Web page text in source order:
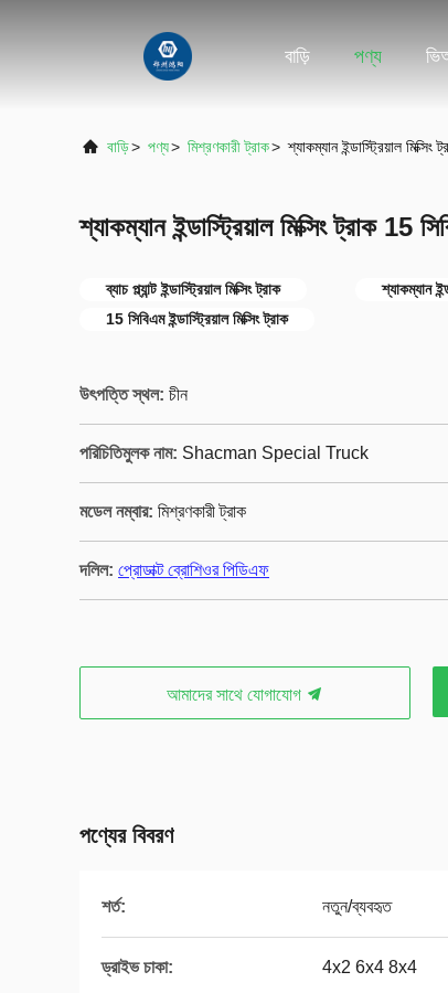
বাড়ি পণ্য
বাড়ি> পণ্য> মিশ্রণকারী ট্রাক> শ্যাকম্যান ইন্ডাস্ট্রিয়াল
শ্যাকম্যান ইন্ডাস্ট্রিয়াল মিক্সিং ট্রাক 15
ব্যাচ প্ল্যান্ট ইন্ডাস্ট্রিয়াল মিক্সিং ট্রাক
শ্যাকম্যান
15 সিবিএম ইন্ডাস্ট্রিয়াল মিক্সিং ট্রাক
উৎপত্তি স্থল: চীন
পরিচিতিমুলক নাম: Shacman Special Truck
মডেল নম্বার: মিশ্রণকারী ট্রাক
দলিল: প্রোডাক্ট ব্রোশিওর পিডিএফ
আমাদের সাথে যোগাযোগ
পণ্যের বিবরণ
শর্ত: নতুন/ব্যবহৃত
ড্রাইভ চাকা: 4x2 6x4 8x4